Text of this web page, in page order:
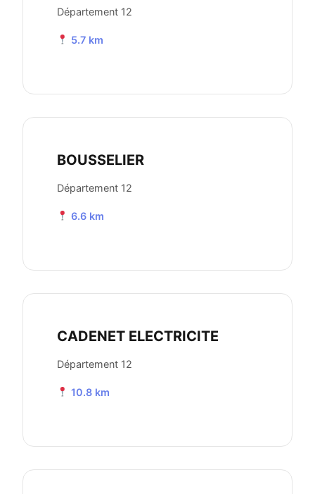
Département 12
5.7 km
BOUSSELIER
Département 12
6.6 km
CADENET ELECTRICITE
Département 12
10.8 km